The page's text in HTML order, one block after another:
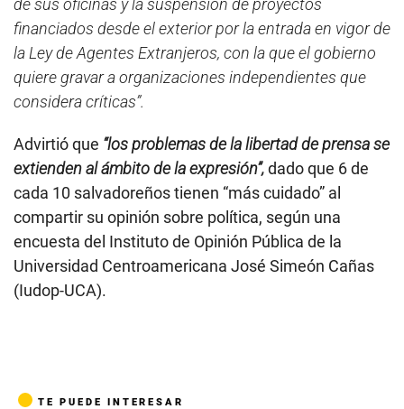
financiados desde el exterior por la entrada en vigor de
la Ley de Agentes Extranjeros, con la que el gobierno
quiere gravar a organizaciones independientes que
considera críticas”.
Advirtió que “los problemas de la libertad de prensa se
extienden al ámbito de la expresión”,dado que 6 de
cada 10 salvadoreños tienen “más cuidado” al
compartir su opinión sobre política, según una
encuesta del Instituto de Opinión Pública de la
Universidad Centroamericana José Simeón Cañas
(Iudop-UCA).
TE PUEDE INTERESAR